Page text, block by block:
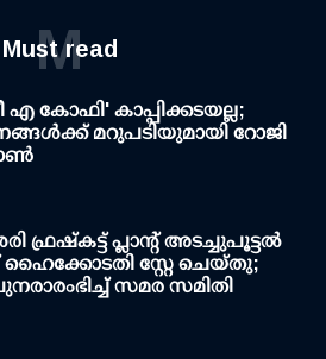
Must read
M
കോഫി' കാപ്പിക്കടയല്ല;
മറുപടിയുമായി റോജി
ഫ്രഷ്കട്ട് പ്ലാന്റ് അടച്ചുപൂട്ടൽ
സ്റ്റേ ചെയ്തു;
സമര സമിതി